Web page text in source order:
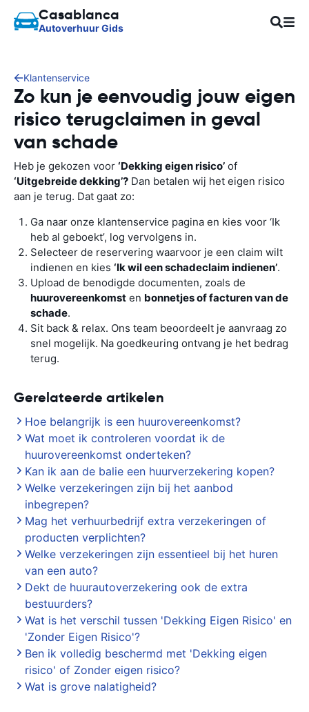
Casablanca
Autoverhuur Gids
Klantenservice
Zo kun je eenvoudig jouw eigen
risico terugclaimen in geval
van schade
Heb je gekozen voor ‘Dekking eigen risico’ of
‘Uitgebreide dekking’? Dan betalen wij het eigen risico
aan je terug. Dat gaat zo:
Ga naar onze klantenservice pagina en kies voor ‘Ik
heb al geboekt’, log vervolgens in.
Selecteer de reservering waarvoor je een claim wilt
indienen en kies ‘Ik wil een schadeclaim indienen’.
Upload de benodigde documenten, zoals de
huurovereenkomst en bonnetjes of facturen van de
schade.
Sit back & relax. Ons team beoordeelt je aanvraag zo
snel mogelijk. Na goedkeuring ontvang je het bedrag
terug.
Gerelateerde artikelen
Hoe belangrijk is een huurovereenkomst?
Wat moet ik controleren voordat ik de
huurovereenkomst onderteken?
Kan ik aan de balie een huurverzekering kopen?
Welke verzekeringen zijn bij het aanbod
inbegrepen?
Mag het verhuurbedrijf extra verzekeringen of
producten verplichten?
Welke verzekeringen zijn essentieel bij het huren
van een auto?
Dekt de huurautoverzekering ook de extra
bestuurders?
Wat is het verschil tussen 'Dekking Eigen Risico' en
'Zonder Eigen Risico'?
Ben ik volledig beschermd met 'Dekking eigen
risico' of Zonder eigen risico?
Wat is grove nalatigheid?